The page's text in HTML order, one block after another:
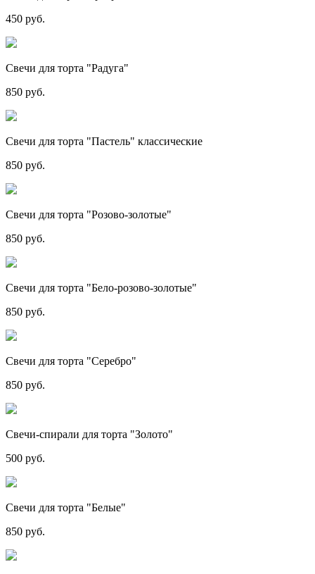
450 руб.
Свечи для торта "Радуга"
850 руб.
Свечи для торта "Пастель" классические
850 руб.
Свечи для торта "Розово-золотые"
850 руб.
Свечи для торта "Бело-розово-золотые"
850 руб.
Свечи для торта "Серебро"
850 руб.
Свечи-спирали для торта "Золото"
500 руб.
Свечи для торта "Белые"
850 руб.